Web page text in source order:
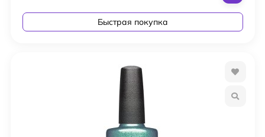
Быстрая покупка